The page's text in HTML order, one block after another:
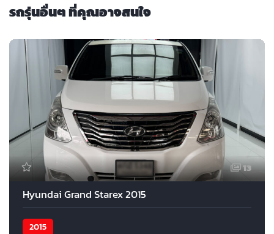
รถรุ่นอื่นๆ ที่คุณอาจสนใจ
13
Hyundai Grand Starex 2015
2015